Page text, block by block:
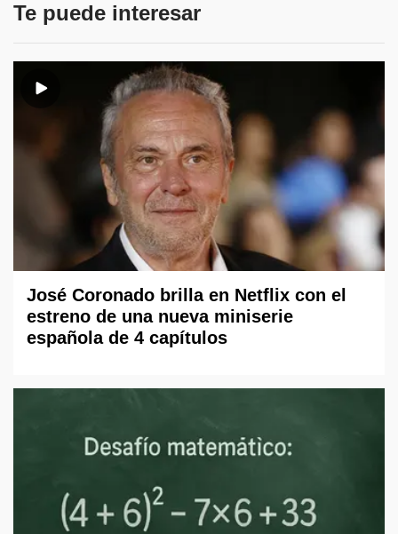
Te puede interesar
José Coronado brilla en Netflix con el
estreno de una nueva miniserie
española de 4 capítulos